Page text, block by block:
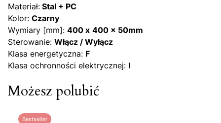
Materiał: Stal + PC
Kolor: Czarny
Wymiary [mm]: 400 x 400 x 50mm
Sterowanie: Włącz / Wyłącz
Klasa energetyczna: F
Klasa ochronności elektrycznej: I
Możesz polubić
Bestseller